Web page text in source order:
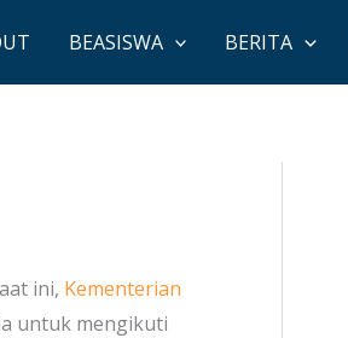
BEASISWA BERITA
ini, Kementerian
untuk mengikuti